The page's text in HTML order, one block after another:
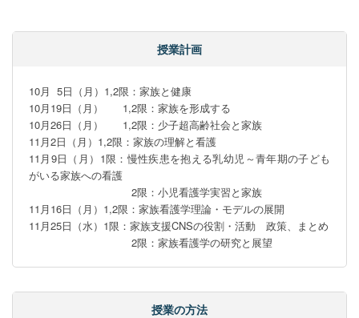
授業計画
10月  5日（月）1,2限：家族と健康
10月19日（月）      1,2限：家族を形成する
10月26日（月）      1,2限：少子超高齢社会と家族
11月2日（月）1,2限：家族の理解と看護
11月9日（月）1限：慢性疾患を抱える乳幼児～青年期の子ども
がいる家族への看護
11月16日（月）1,2限：家族看護学理論・モデルの展開
11月25日（水）1限：家族支援CNSの役割・活動　政策、まとめ
                                2限：家族看護学の研究と展望
授業の方法